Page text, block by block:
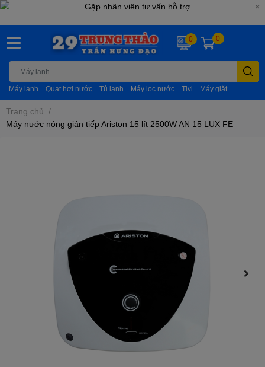
Máy lạnh Quạt hơi nước Tủ lạnh Máy lọc nước Tivi Máy giặt
0 0
Trang chủ /
Máy nước nóng gián tiếp Ariston 15 lít 2500W AN 15 LUX FE